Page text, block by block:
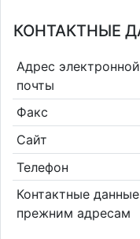
КОНТАКТНЫЕ
Адрес электронной
почты
Факс
Сайт
Телефон
Контактные
прежним адресам